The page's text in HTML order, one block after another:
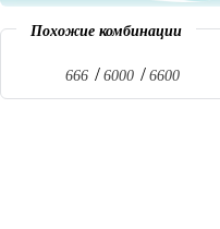
Похожие комбинации
666 6000 6600